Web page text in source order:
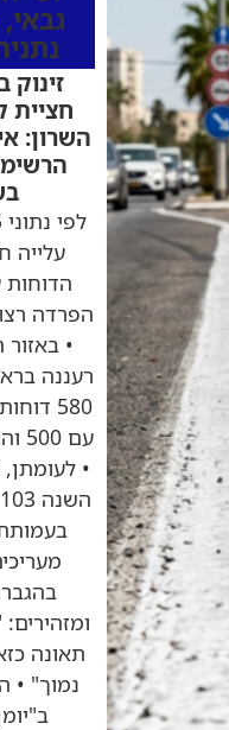
גבאי,
נתניה,
זינוק
חציית קו
השרון: איזו
הרשימה
עלייה חדה
הדוחות על
הפרדה רצוף
• באזור
רעננה בראש
580 דוחות,
• לעומתן,
השנה
בעמותת "אור
מעריכים כי
בהגברת
ומזהירים:
תאונה כזאת
נמוך" •
ב"יומן